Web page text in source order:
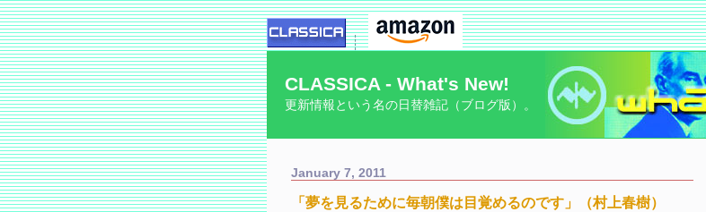
CLASSICA - What's New!
更新情報という名の日替雑記（ブログ版）。
January 7, 2011
「夢を見るために毎朝僕は目覚めるのです」（村上春樹）